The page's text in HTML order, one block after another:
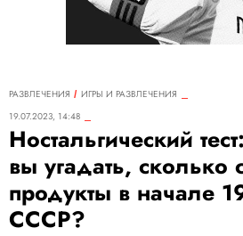
РАЗВЛЕЧЕНИЯ
ИГРЫ И РАЗВЛЕЧЕНИЯ
19.07.2023, 14:48
Ностальгический
вы угадать, сколько
продукты в начале
СССР?